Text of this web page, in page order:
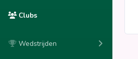
Clubs
Wedstrijden